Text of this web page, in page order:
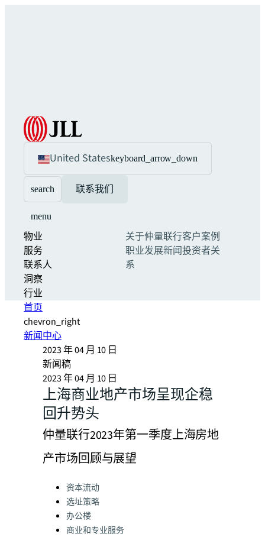
United Stateskeyboard_arrow_down
search 联系我们
menu
物业
服务
联系人
洞察
行业
关于仲量联行客户案例
职业发展新闻投资者关
系
首页
chevron_right
新闻中心
2023 年 04 月 10 日
新闻稿
2023 年 04 月 10 日
上海商业地产市场呈现企稳
回升势头
仲量联行2023年第一季度上海房地
产市场回顾与展望
Categories:
资本流动
选址策略
办公楼
商业和专业服务